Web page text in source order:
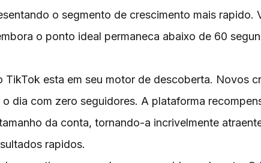
o segmento de crescimento mais rapido.
o ponto ideal permaneca abaixo de 60
TikTok esta em seu motor de descoberta. Novos
o dia com zero seguidores. A plataforma
da conta, tornando-a incrivelmente
rapidos.